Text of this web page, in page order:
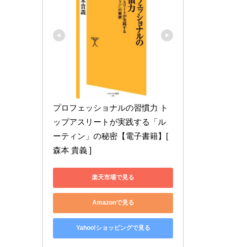
プロフェッショナルの習慣力 ト
ップアスリートが実践する「ル
ーティン」の秘密【電子書籍】[
森本 貴義 ]
楽天市場で見る
Amazonで見る
Yahoo!ショッピングで見る